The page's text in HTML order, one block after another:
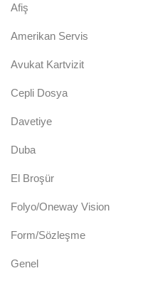
Afiş
Amerikan Servis
Avukat Kartvizit
Cepli Dosya
Davetiye
Duba
El Broşür
Folyo/Oneway Vision
Form/Sözleşme
Genel